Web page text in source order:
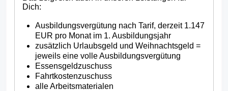
Dich:
Ausbildungsvergütung nach Tarif, derzeit 1.147
EUR pro Monat im 1. Ausbildungsjahr
zusätzlich Urlaubsgeld und Weihnachtsgeld =
jeweils eine volle Ausbildungsvergütung
Essensgeldzuschuss
Fahrtkostenzuschuss
alle Arbeitsmaterialen